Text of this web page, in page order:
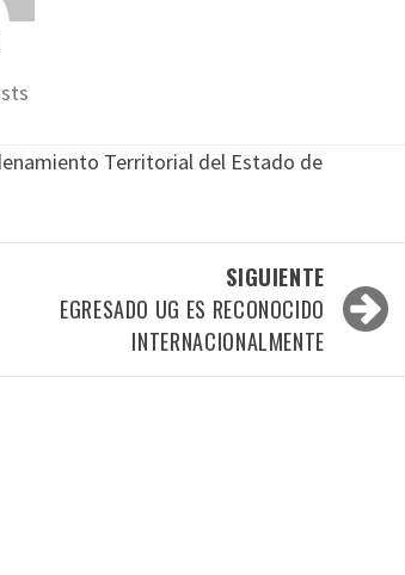
Territorial del Estado de
SIGUIENTE
EGRESADO UG ES RECONOCIDO
INTERNACIONALMENTE